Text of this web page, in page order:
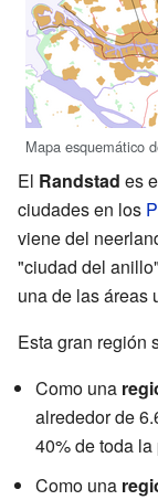
Mapa esquemático
El Randstad es
ciudades en los
viene del
"ciudad del
una de las áreas
Esta gran región
Como una
alrededor de
40% de toda
Como una